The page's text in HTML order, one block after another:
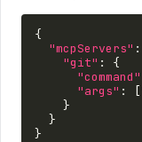
{
"mcpServers" :
"git" :
{
"command"
"args" : [
}
}
}